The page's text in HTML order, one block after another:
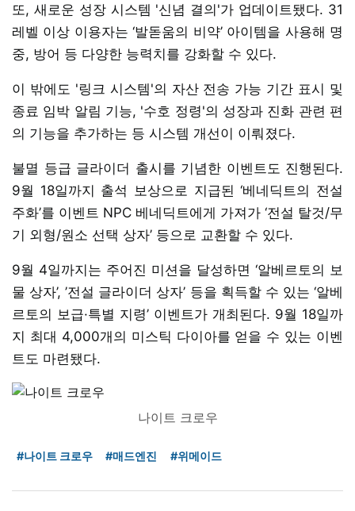
또, 새로운 성장 시스템 '신념 결의'가 업데이트됐다. 31
레벨 이상 이용자는 ‘발돋움의 비약’ 아이템을 사용해 명
중, 방어 등 다양한 능력치를 강화할 수 있다.
이 밖에도 '링크 시스템'의 자산 전송 가능 기간 표시 및
종료 임박 알림 기능, '수호 정령'의 성장과 진화 관련 편
의 기능을 추가하는 등 시스템 개선이 이뤄졌다.
불멸 등급 글라이더 출시를 기념한 이벤트도 진행된다.
9월 18일까지 출석 보상으로 지급된 ‘베네딕트의 전설
주화’를 이벤트 NPC 베네딕트에게 가져가 ‘전설 탈것/무
기 외형/원소 선택 상자’ 등으로 교환할 수 있다.
9월 4일까지는 주어진 미션을 달성하면 ‘알베르토의 보
물 상자’, ’전설 글라이더 상자’ 등을 획득할 수 있는 ‘알베
르토의 보급·특별 지령’ 이벤트가 개최된다. 9월 18일까
지 최대 4,000개의 미스틱 다이아를 얻을 수 있는 이벤
트도 마련됐다.
나이트 크로우
#나이트 크로우 #매드엔진 #위메이드